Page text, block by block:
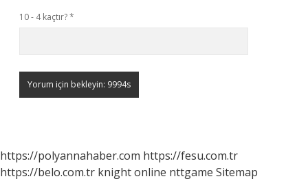
10 - 4 kaçtır?*
https://polyannahaber.com https://fesu.com.tr
https://belo.com.tr knight online nttgame Sitemap